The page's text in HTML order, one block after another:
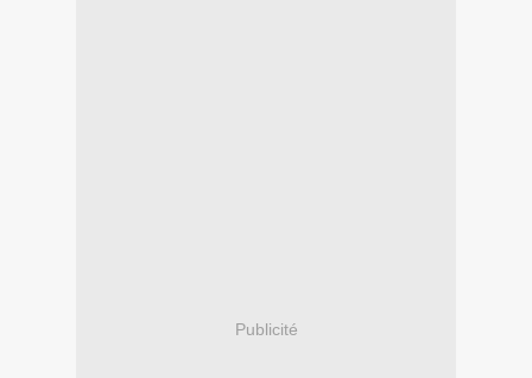
Publicité